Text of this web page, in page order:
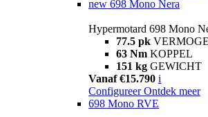
new 698 Mono Nera
Hypermotard 698 Mono
77.5 pk
63 Nm KOPPEL
151 kg GEWICHT
Vanaf €15.790 i
Configureer Ontdek meer
698 Mono RVE